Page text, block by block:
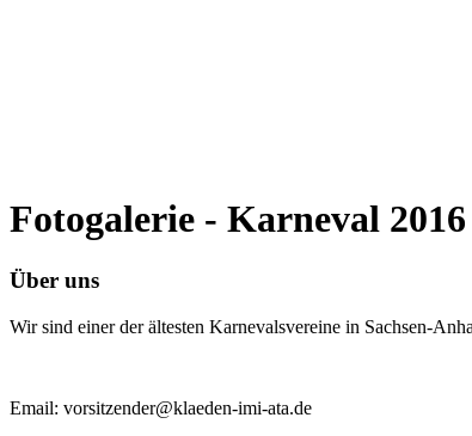
Fotogalerie - Karneval 2016
Über uns
Wir sind einer der ältesten Karnevalsvereine in Sachsen-
Email: vorsitzender@klaeden-imi-ata.de